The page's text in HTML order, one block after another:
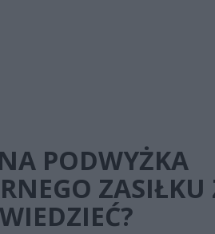
PODWYŻKA
ZASIŁKU